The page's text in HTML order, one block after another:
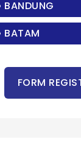
BANDUNG
BATAM